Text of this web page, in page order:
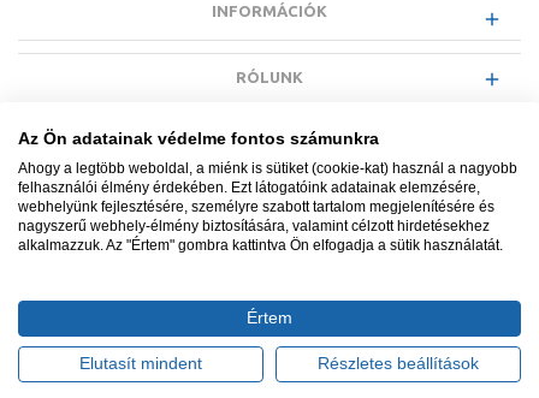
INFORMÁCIÓK
RÓLUNK
EGYÉB INFORMÁCIÓK
VÁSÁRLÓI INFORMÁCIÓK
Minden jog fenntartva. © Adatkezelés nyilvántartási száma NAIH-
Ügyfélszolgálat: +36 1 700 3500
Az Ön adatainak védelme fontos számunkra
Ahogy a legtöbb weboldal, a miénk is sütiket (cookie-kat) használ a nagyobb
felhasználói élmény érdekében. Ezt látogatóink adatainak elemzésére,
webhelyünk fejlesztésére, személyre szabott tartalom megjelenítésére és
nagyszerű webhely-élmény biztosítására, valamint célzott hirdetésekhez
alkalmazzuk. Az "Értem" gombra kattintva Ön elfogadja a sütik használatát.
Értem
Elutasít mindent Részletes beállítások